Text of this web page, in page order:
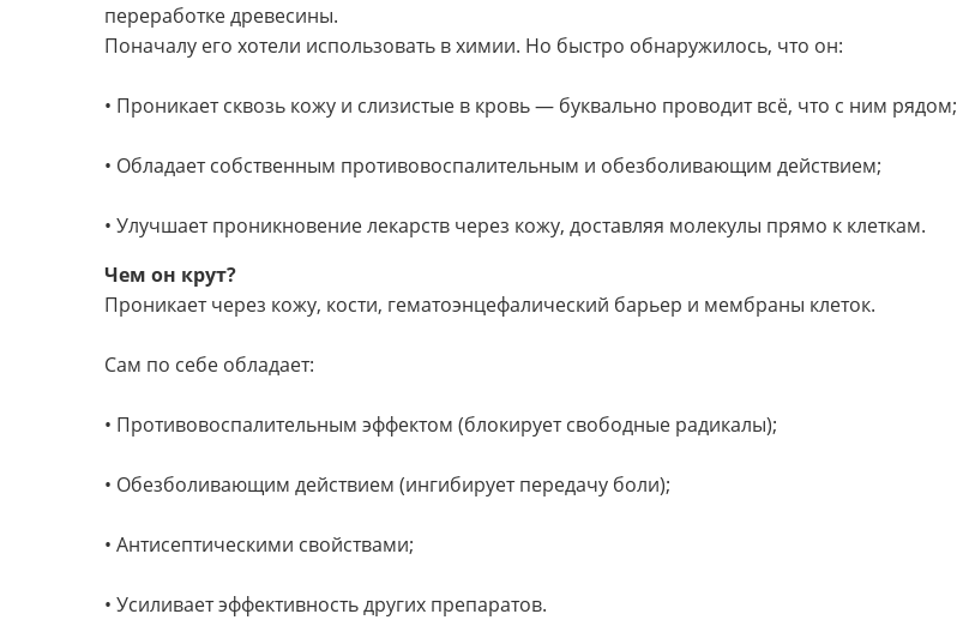
переработке древесины.
Поначалу его хотели использовать в химии. Но быстро обнаружилось, что он:
• Проникает сквозь кожу и слизистые в кровь — буквально проводит всё, что с ним рядом;
• Обладает собственным противовоспалительным и обезболивающим действием;
• Улучшает проникновение лекарств через кожу, доставляя молекулы прямо к клеткам.
Чем он крут?
Проникает через кожу, кости, гематоэнцефалический барьер и мембраны клеток.
Сам по себе обладает:
• Противовоспалительным эффектом (блокирует свободные радикалы);
• Обезболивающим действием (ингибирует передачу боли);
• Антисептическими свойствами;
• Усиливает эффективность других препаратов.